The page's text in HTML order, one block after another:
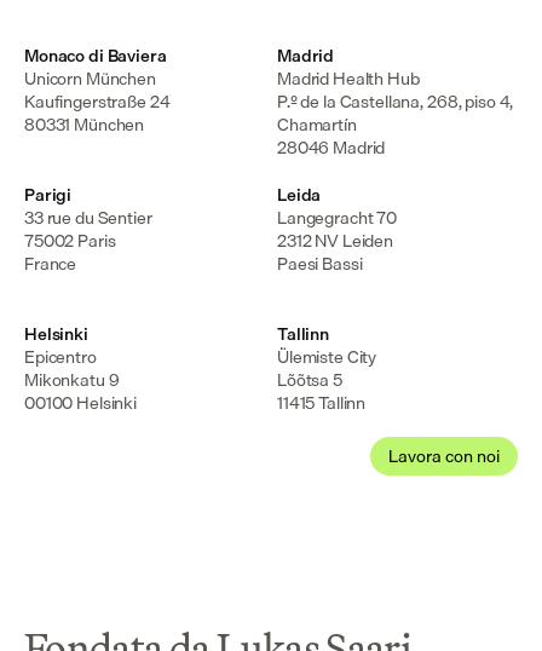
Lavora con noi
Monaco di Baviera
Unicorn München
Kaufingerstraße 24
80331 München
Madrid
Madrid Health Hub
P.º de la Castellana, 268, piso 4,
Chamartín
28046 Madrid
Parigi
33 rue du Sentier
75002 Paris
France
Leida
Langegracht 70
2312 NV Leiden
Paesi Bassi
Helsinki
Epicentro
Mikonkatu 9
00100 Helsinki
Tallinn
Ülemiste City
Lõõtsa 5
11415 Tallinn